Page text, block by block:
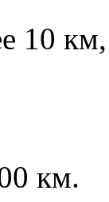
10
км.